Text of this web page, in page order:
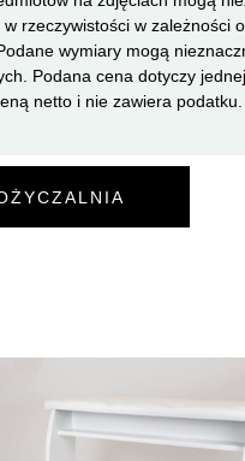
rzeczywistości w zależności
wymiary mogą
Podana cena dotyczy
netto i nie zawiera podatku.